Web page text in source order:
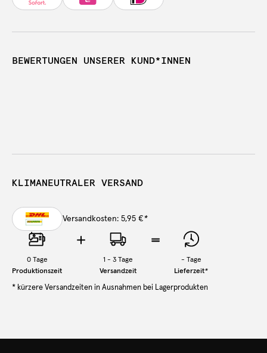
BEWERTUNGEN UNSERER KUND*INNEN
KLIMANEUTRALER VERSAND
Versandkosten: 5,95 €*
0Tage
Produktionszeit
1 - 3 Tage
Versandzeit
- Tage
Lieferzeit*
* kürzere Versandzeiten in Ausnahmen bei Lagerprodukten